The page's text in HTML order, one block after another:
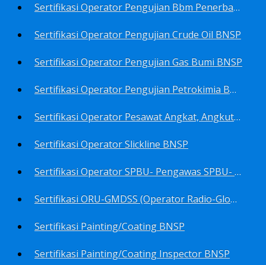
Sertifikasi Operator Pengujian Bbm Penerbangan Dan Non Penerbangan BNSP
Sertifikasi Operator Pengujian Crude Oil BNSP
Sertifikasi Operator Pengujian Gas Bumi BNSP
Sertifikasi Operator Pengujian Petrokimia BNSP
Sertifikasi Operator Pesawat Angkat, Angkut Dan Juru Ikat Beban BNSP
Sertifikasi Operator Slickline BNSP
Sertifikasi Operator SPBU- Pengawas SPBU- Teknisi SPBU- Teknisi Service Station SPBU BNSP
Sertifikasi ORU-GMDSS (Operator Radio-Global Maritime Distress&Safety System) BNSP
Sertifikasi Painting/Coating BNSP
Sertifikasi Painting/Coating Inspector BNSP